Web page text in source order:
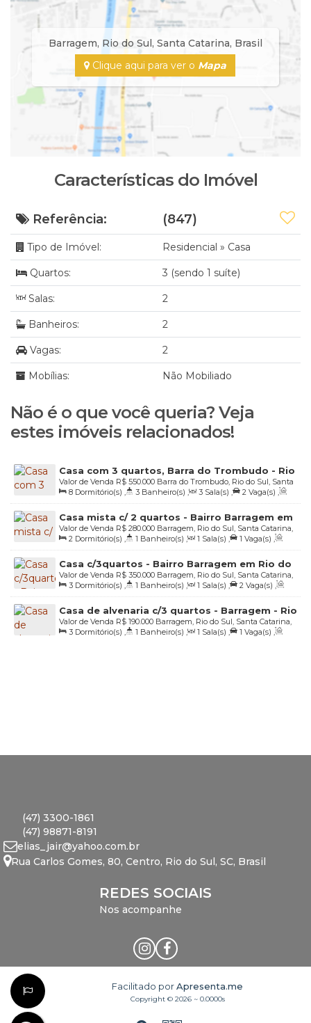
Barragem, Rio do Sul, Santa Catarina, Brasil
Clique aqui para ver o Mapa
Características do Imóvel
Referência: (847)
Tipo de Imóvel: Residencial » Casa
Quartos: 3 (sendo 1 suíte)
Salas: 2
Banheiros: 2
Vagas: 2
Mobílias: Não Mobiliado
Não é o que você queria? Veja
estes imóveis relacionados!
Casa com 3 quartos, Barra do Trombudo - Rio
do Sul
R$ 550.000
Valor de Venda
Barra do Trombudo, Rio do Sul, Santa
Catarina, Brasil
8 Dormitório(s) , 3 Banheiro(s) , 3 Sala(s) , 2 Vaga(s) ,
Útil: 302.00m² , Terreno: 485.00m² , Fundos: 65.37m ,
Frente:
55.09m , Lado Esquerdo: 25.00m
Casa mista c/ 2 quartos - Bairro Barragem em
Rio do Sul/SC
R$ 280.000
Valor de Venda
Barragem, Rio do Sul, Santa Catarina,
Brasil
2 Dormitório(s) , 1 Banheiro(s) , 1 Sala(s) , 1 Vaga(s) ,
Útil: 70.00m² , Terreno: 350.00m² , Fundos: 14.00m ,
Frente:
14.00m , Lado Direito: 25 .00m , Lado Esquerdo: 25.00 m
Casa c/3quartos - Bairro Barragem em Rio do
Sul/SC
R$ 350.000
Valor de Venda
Barragem, Rio do Sul, Santa Catarina,
Brasil
3 Dormitório(s) , 1 Banheiro(s) , 1 Sala(s) , 2 Vaga(s) ,
Útil: 110.00m² , Terreno: 375.00m² , Fundos: 15.00m ,
Frente:
15.00m Lado Direito: 25 .00m , Lado Esquerdo: 25.00m
Casa de alvenaria c/3 quartos - Barragem - Rio
do Sul/SC
R$ 190.000
Valor de Venda
Barragem, Rio do Sul, Santa Catarina,
Brasil
3 Dormitório(s) , 1 Banheiro(s) , 1 Sala(s) , 1 Vaga(s) ,
(47) 3300-1861
(47) 98871-8191
elias_jair@yahoo.com.br
Rua Carlos Gomes, 80, Centro, Rio do Sul, SC, Brasil
REDES SOCIAIS
Nos acompanhe
Facilitado porApresenta.me
Copyright © 2026 ~ 0.0000s